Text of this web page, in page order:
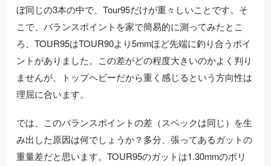
ぼ同じの3本の中で、Tour95だけが重々しいことです。そ
こで、バランスポイントを家で簡易的に測ってみたとこ
ろ、TOUR95はTOUR90より5mmほど先端に釣り合うポイ
ントがありました。この差がどの程度大きいのかよく判り
ませんが、トップヘビーだから重く感じるという方向性は
理屈に合います。
では、このバランスポイントの差（スペックは同じ）を生
み出した原因は何でしょうか？多分、張ってあるガットの
重量差だと思います。TOUR95のガットは1.30mmのポリ